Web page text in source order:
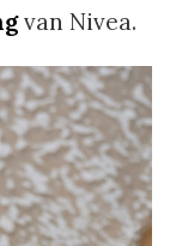
van Nivea.